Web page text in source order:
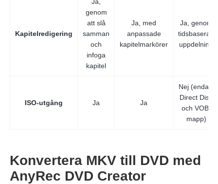
Kapitelredigering
genom
att slå
samman
och
infoga
kapitel
Ja, med
anpassade
kapitelmarkörer
Ja, genom
tidsbaserad
uppdelning
ISO-utgång Ja Ja
Nej (endast
Direct Disc
och VOB-
mapp)
Konvertera MKV till DVD med
AnyRec DVD Creator